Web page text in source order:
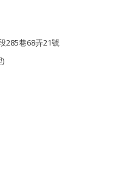
285巷68弄21號
)